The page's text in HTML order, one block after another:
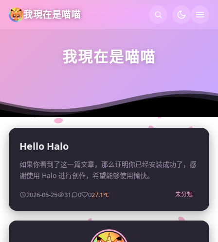
我現在是喵喵
𝐏𝐢𝐠𝐏𝐚𝐥𝐰𝐨𝐫𝐥𝐝
主機狀態
我現在是喵喵
Hello Halo
如果你看到了这一篇文章，那么证明你已经安装成功了，感
谢使用 Halo 进行创作，希望能够使用愉快。
2026-05-25 31 0 027.1℃ 未分類